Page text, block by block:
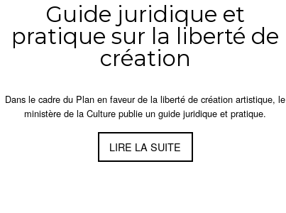
Guide juridique et
pratique sur la liberté de
création
Dans le cadre du Plan en faveur de la liberté de création artistique, le
ministère de la Culture publie un guide juridique et pratique.
LIRE LA SUITE